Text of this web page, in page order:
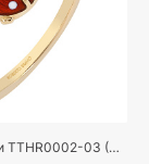
Кольцо Тотити TTHR0002-03 (Au 585)